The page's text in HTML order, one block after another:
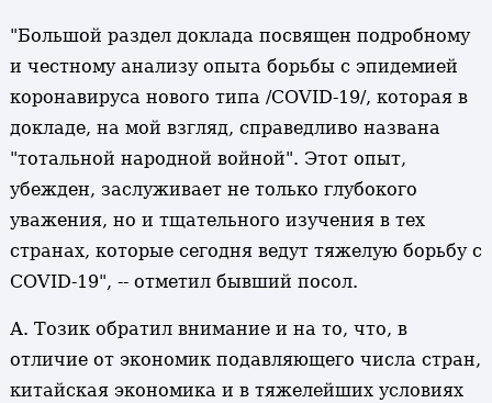
"Большой раздел доклада посвящен подробному
и честному анализу опыта борьбы с эпидемией
коронавируса нового типа /COVID-19/, которая в
докладе, на мой взгляд, справедливо названа
"тотальной народной войной". Этот опыт,
убежден, заслуживает не только глубокого
уважения, но и тщательного изучения в тех
странах, которые сегодня ведут тяжелую борьбу с
COVID-19", -- отметил бывший посол.
А. Тозик обратил внимание и на то, что, в
отличие от экономик подавляющего числа стран,
китайская экономика и в тяжелейших условиях